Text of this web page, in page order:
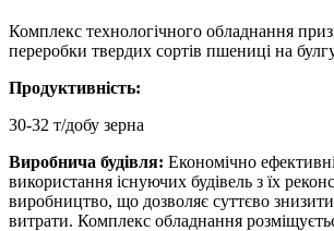
Комплекс технологічного обладнання
переробки твердих сортів пшениці на
Продуктивність:
30-32 т/добу зерна
Виробнича будівля: Економічно
використання існуючих будівель з їх
виробництво, що дозволяє суттєво знизити
витрати. Комплекс обладнання